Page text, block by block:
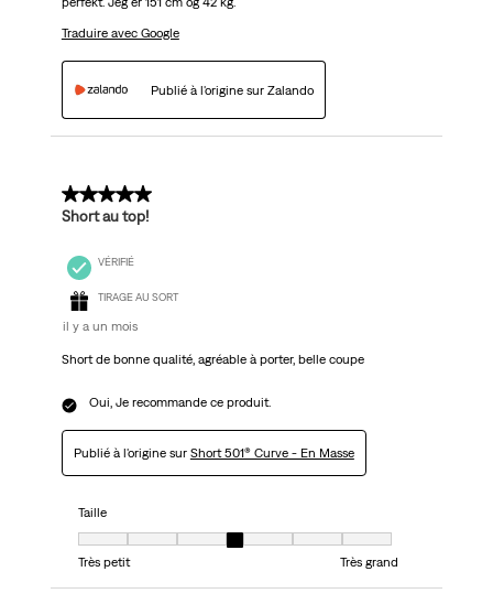
Traduire avec Google
Publié à l'origine sur Zalando
5 sur 5 étoiles.
Short au top!
VÉRIFIÉ
TIRAGE AU SORT
il y a un mois
Short de bonne qualité, agréable à porter, belle coupe
Oui, Je recommande ce produit.
Publié à l'origine sur Short 501® Curve - En Masse
Taille
Taille, 4 sur 7, où 1 est égal à Très petit et 7 est égal à Très grand
Très petit
Très grand